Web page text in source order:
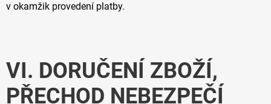
v okamžik provedení platby.
VI. DORUČENÍ ZBOŽÍ,
PŘECHOD NEBEZPEČÍ